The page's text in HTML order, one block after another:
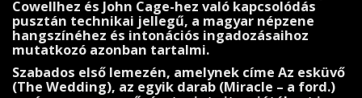
Cowellhez és John Cage-hez való kapcsolódás
pusztán technikai jellegű, a magyar népzene
hangszínéhez és intoná­ciós ingadozásaihoz
mutatkozó azonban tartalmi.
Szabados első lemezén, amelynek címe Az esküvő
(The Wedding), az egyik darab (Miracle – a ford.)